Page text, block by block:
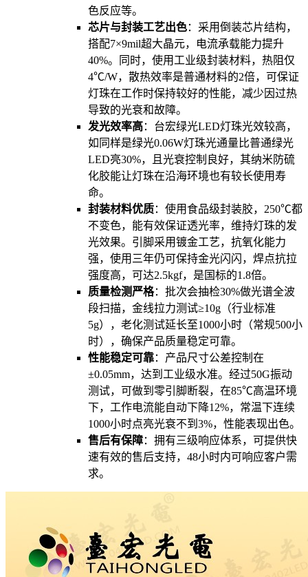
色反应等。
芯片与封装工艺出色：采用倒装芯片结构，
搭配7×9mil超大晶元，电流承载能力提升
40%。同时，使用工业级封装材料，热阻仅
4℃/W，散热效率是普通材料的2倍，可保证
灯珠在工作时保持较好的性能，减少因过热
导致的光衰和故障。
发光效率高：台宏绿光LED灯珠光效较高，
如同样是绿光0.06W灯珠光通量比普通绿光
LED亮30%，且光衰控制良好，其纳米防硫
化胶能让灯珠在沿海环境也有较长使用寿
命。
封装材料优质：使用食品级封装胶，250℃都
不变色，能有效保证透光率，维持灯珠的发
光效果。引脚采用镀金工艺，抗氧化能力
强，使用三年仍可保持金光闪闪，焊点抗拉
强度高，可达2.5kgf，是国标的1.8倍。
质量检测严格：批次会抽检30%做光谱全波
段扫描，金线拉力测试≥10g（行业标准
5g），老化测试延长至1000小时（常规500小
时），确保产品质量稳定可靠。
性能稳定可靠：产品尺寸公差控制在
±0.05mm，达到工业级水准。经过50G振动
测试，可做到零引脚断裂，在85℃高温环境
下，工作电流能自动下降12%，常温下连续
1000小时点亮光衰不到3%，性能表现出色。
售后有保障：拥有三级响应体系，可提供快
速有效的售后支持，48小时内可响应客户需
求。